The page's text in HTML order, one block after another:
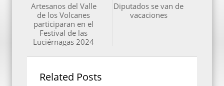
Diputados se van de
vacaciones
Artesanos del Valle
de los Volcanes
participaran en el
Festival de las
Luciérnagas 2024
Related Posts